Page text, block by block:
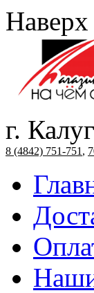
Наверх
г.
8 (4842) 751-751 ,